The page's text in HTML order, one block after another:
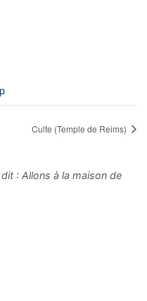
Culte (Temple de Reims)
: Allons à la maison de